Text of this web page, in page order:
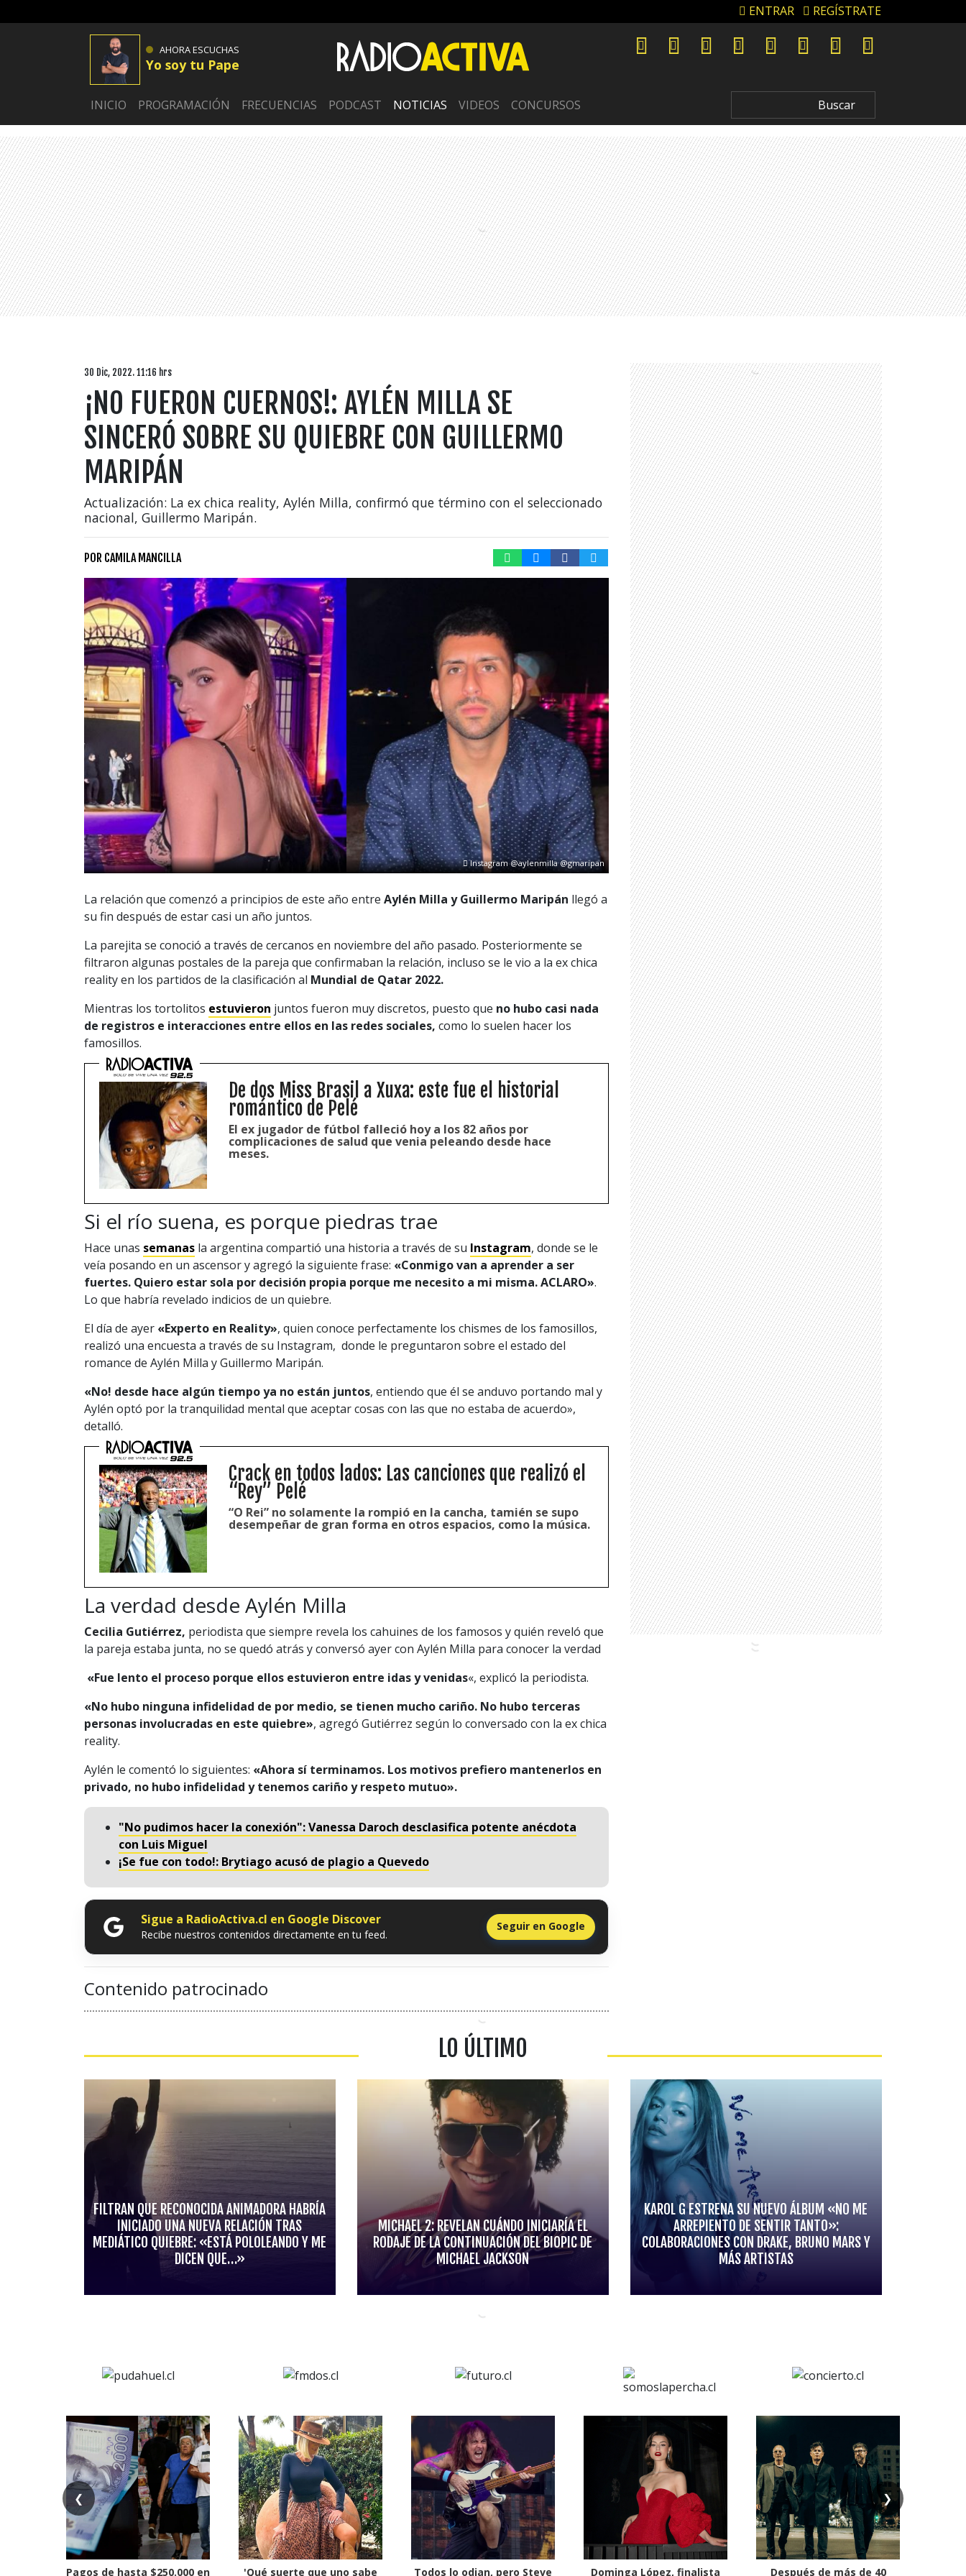
ENTRAR REGÍSTRATE
AHORA ESCUCHAS
Yo soy tu Pape
INICIO PROGRAMACIÓN FRECUENCIAS PODCAST NOTICIAS VIDEOS CONCURSOS
30 Dic, 2022. 11:16 hrs
¡NO FUERON CUERNOS!: AYLÉN MILLA SE
SINCERÓ SOBRE SU QUIEBRE CON GUILLERMO
MARIPÁN
Actualización: La ex chica reality, Aylén Milla, confirmó que término con el seleccionado
nacional, Guillermo Maripán.
POR CAMILA MANCILLA
Instagram @aylenmilla @gmaripan
La relación que comenzó a principios de este año entre Aylén Milla y Guillermo Maripán llegó a
su fin después de estar casi un año juntos.
La parejita se conoció a través de cercanos en noviembre del año pasado. Posteriormente se
filtraron algunas postales de la pareja que confirmaban la relación, incluso se le vio a la ex chica
reality en los partidos de la clasificación al Mundial de Qatar 2022.
Mientras los tortolitos estuvieron juntos fueron muy discretos, puesto que no hubo casi nada
de registros e interacciones entre ellos en las redes sociales, como lo suelen hacer los
famosillos.
De dos Miss Brasil a Xuxa: este fue el historial
romántico de Pelé
El ex jugador de fútbol falleció hoy a los 82 años por
complicaciones de salud que venia peleando desde hace
meses.
Si el río suena, es porque piedras trae
Hace unas semanas la argentina compartió una historia a través de su Instagram, donde se le
veía posando en un ascensor y agregó la siguiente frase: «Conmigo van a aprender a ser
fuertes. Quiero estar sola por decisión propia porque me necesito a mi misma. ACLARO».
Lo que habría revelado indicios de un quiebre.
El día de ayer «Experto en Reality», quien conoce perfectamente los chismes de los famosillos,
realizó una encuesta a través de su Instagram, donde le preguntaron sobre el estado del
romance de Aylén Milla y Guillermo Maripán.
«No! desde hace algún tiempo ya no están juntos, entiendo que él se anduvo portando mal y
Aylén optó por la tranquilidad mental que aceptar cosas con las que no estaba de acuerdo»,
detalló.
Crack en todos lados: Las canciones que realizó el
“Rey” Pelé
“O Rei” no solamente la rompió en la cancha, tamién se supo
desempeñar de gran forma en otros espacios, como la música.
La verdad desde Aylén Milla
Cecilia Gutiérrez, periodista que siempre revela los cahuines de los famosos y quién reveló que
la pareja estaba junta, no se quedó atrás y conversó ayer con Aylén Milla para conocer la verdad
«Fue lento el proceso porque ellos estuvieron entre idas y venidas«, explicó la periodista.
«No hubo ninguna infidelidad de por medio, se tienen mucho cariño. No hubo terceras
personas involucradas en este quiebre», agregó Gutiérrez según lo conversado con la ex chica
reality.
Aylén le comentó lo siguientes: «Ahora sí terminamos. Los motivos prefiero mantenerlos en
privado, no hubo infidelidad y tenemos cariño y respeto mutuo».
"No pudimos hacer la conexión": Vanessa Daroch desclasifica potente anécdota
con Luis Miguel
¡Se fue con todo!: Brytiago acusó de plagio a Quevedo
Sigue a RadioActiva.cl en Google Discover
Recibe nuestros contenidos directamente en tu feed.
Seguir en Google
Contenido patrocinado
LO ÚLTIMO
FILTRAN QUE RECONOCIDA ANIMADORA HABRÍA
INICIADO UNA NUEVA RELACIÓN TRAS
MEDIÁTICO QUIEBRE: «ESTÁ POLOLEANDO Y ME
DICEN QUE…»
MICHAEL 2: REVELAN CUÁNDO INICIARÍA EL
RODAJE DE LA CONTINUACIÓN DEL BIOPIC DE
MICHAEL JACKSON
KAROL G ESTRENA SU NUEVO ÁLBUM «NO ME
ARREPIENTO DE SENTIR TANTO»:
COLABORACIONES CON DRAKE, BRUNO MARS Y
MÁS ARTISTAS
❮ ❯
Pagos de hasta $250.000 en 'Qué suerte que uno sabe Todos lo odian, pero Steve Dominga López, finalista Después de más de 40